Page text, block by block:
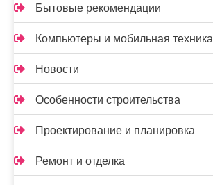
Бытовые рекомендации
Компьютеры и мобильная техника
Новости
Особенности строительства
Проектирование и планировка
Ремонт и отделка